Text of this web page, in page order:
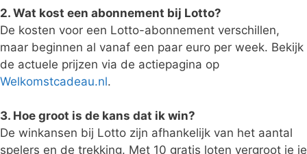
2. Wat kost een abonnement bij Lotto?
De kosten voor een Lotto-abonnement verschillen,
maar beginnen al vanaf een paar euro per week. Bekijk
de actuele prijzen via de actiepagina op
Welkomstcadeau.nl.
3. Hoe groot is de kans dat ik win?
De winkansen bij Lotto zijn afhankelijk van het aantal
spelers en de trekking. Met 10 gratis loten vergroot je je